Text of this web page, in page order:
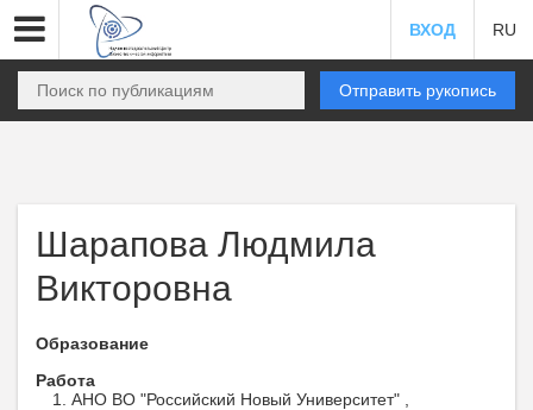
ВХОД RU
Отправить рукопись
Шарапова Людмила
Викторовна
Образование
Работа
АНО ВО "Российский Новый Университет" ,